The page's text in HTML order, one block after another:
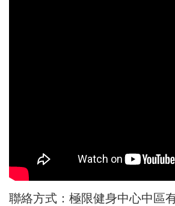
聯絡方式：極限健身中心中區